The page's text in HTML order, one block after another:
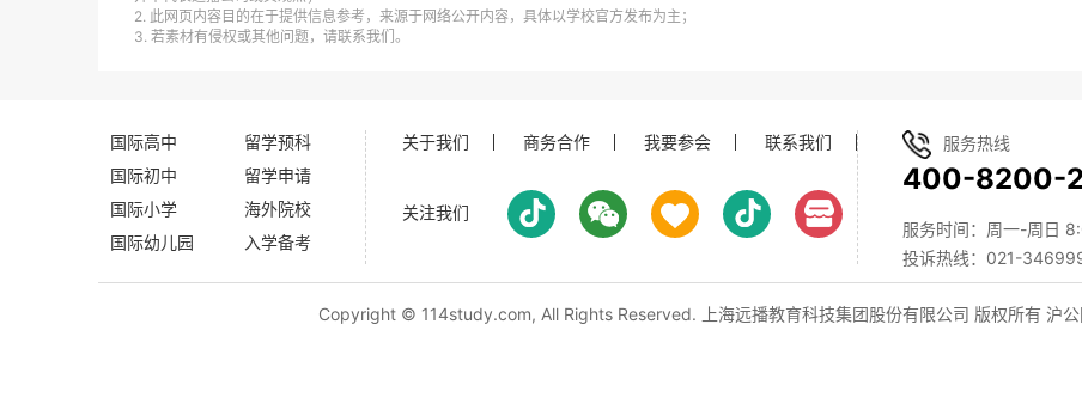
2. 此网页内容目的在于提供信息参考，来源于网络公开内容，具体以学校官方发布为主；
3. 若素材有侵权或其他问题，请联系我们。
国际高中
国际初中
国际小学
国际幼儿园
留学预科
留学申请
海外院校
入学备考
关于我们 商务合作 我要参会 联系我们
关注我们
服务热线
400-8200-
服务时间：周一-周日
投诉热线：021-
Copyright © 114study.com, All Rights Reserved. 上海远播教育科技集团股份有限公司 版权所有 沪